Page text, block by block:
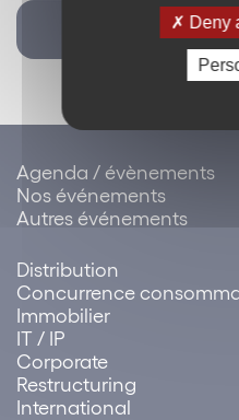
Agenda / évènements
Nos événements
Autres événements
Distribution
Concurrence
Immobilier
IT / IP
Corporate
Restructuring
International
Deny